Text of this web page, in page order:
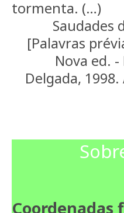
tormenta. (…)
Saudades
[Palavras
Nova ed.
Delgada, 1998.
Coordenadas